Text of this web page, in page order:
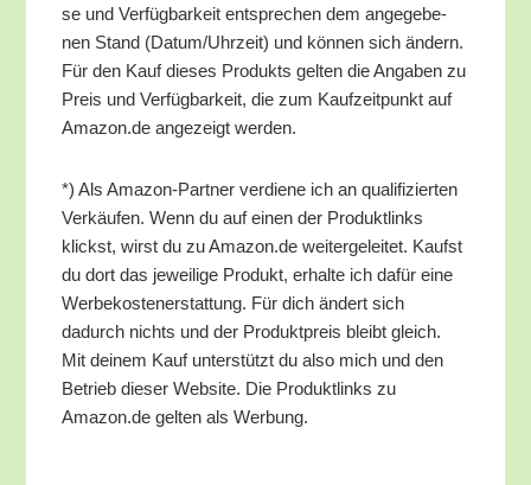
se und Ver­füg­bar­keit ent­spre­chen dem ange­ge­be­
nen Stand (Datum/​Uhrzeit) und kön­nen sich ändern.
Für den Kauf die­ses Pro­dukts gel­ten die Anga­ben zu
Preis und Ver­füg­bar­keit, die zum Kauf­zeit­punkt auf
Amazon.de ange­zeigt werden.
*) Als Ama­zon-Part­ner ver­die­ne ich an qua­li­fi­zier­ten
Ver­käu­fen. Wenn du auf einen der Pro­dukt­links
klickst, wirst du zu Amazon.de wei­ter­ge­lei­tet. Kaufst
du dort das jewei­li­ge Pro­dukt, erhal­te ich dafür eine
Wer­be­kos­ten­er­stat­tung. Für dich ändert sich
dadurch nichts und der Pro­dukt­preis bleibt gleich.
Mit dei­nem Kauf unter­stützt du also mich und den
Betrieb die­ser Web­site. Die Pro­dukt­links zu
Amazon.de gel­ten als Werbung.